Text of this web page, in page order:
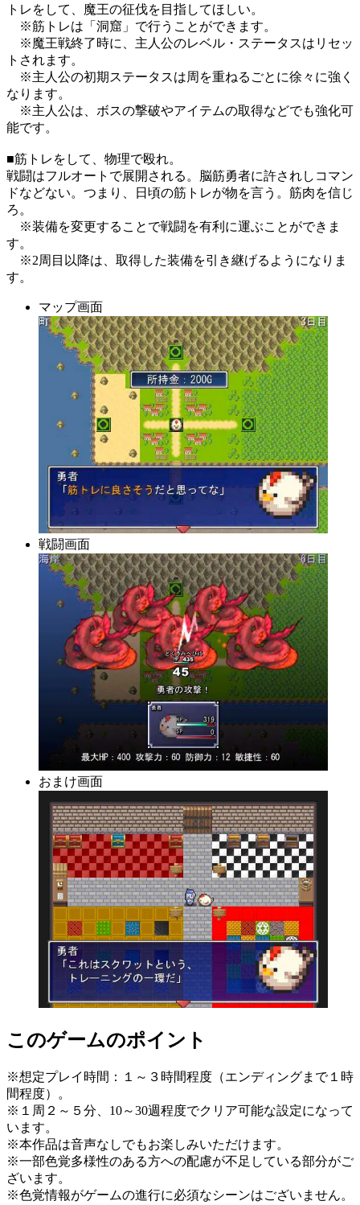
トレをして、魔王の征伐を目指してほしい。
※筋トレは「洞窟」で行うことができます。
※魔王戦終了時に、主人公のレベル・ステータスはリセッ
トされます。
※主人公の初期ステータスは周を重ねるごとに徐々に強く
なります。
※主人公は、ボスの撃破やアイテムの取得などでも強化可
能です。
■筋トレをして、物理で殴れ。
戦闘はフルオートで展開される。脳筋勇者に許されしコマン
ドなどない。つまり、日頃の筋トレが物を言う。筋肉を信じ
ろ。
※装備を変更することで戦闘を有利に運ぶことができま
す。
※2周目以降は、取得した装備を引き継げるようになりま
す。
マップ画面
戦闘画面
おまけ画面
このゲームのポイント
※想定プレイ時間：１～３時間程度（エンディングまで１時
間程度）。
※１周２～５分、10～30週程度でクリア可能な設定になって
います。
※本作品は音声なしでもお楽しみいただけます。
※一部色覚多様性のある方への配慮が不足している部分がご
ざいます。
※色覚情報がゲームの進行に必須なシーンはございません。